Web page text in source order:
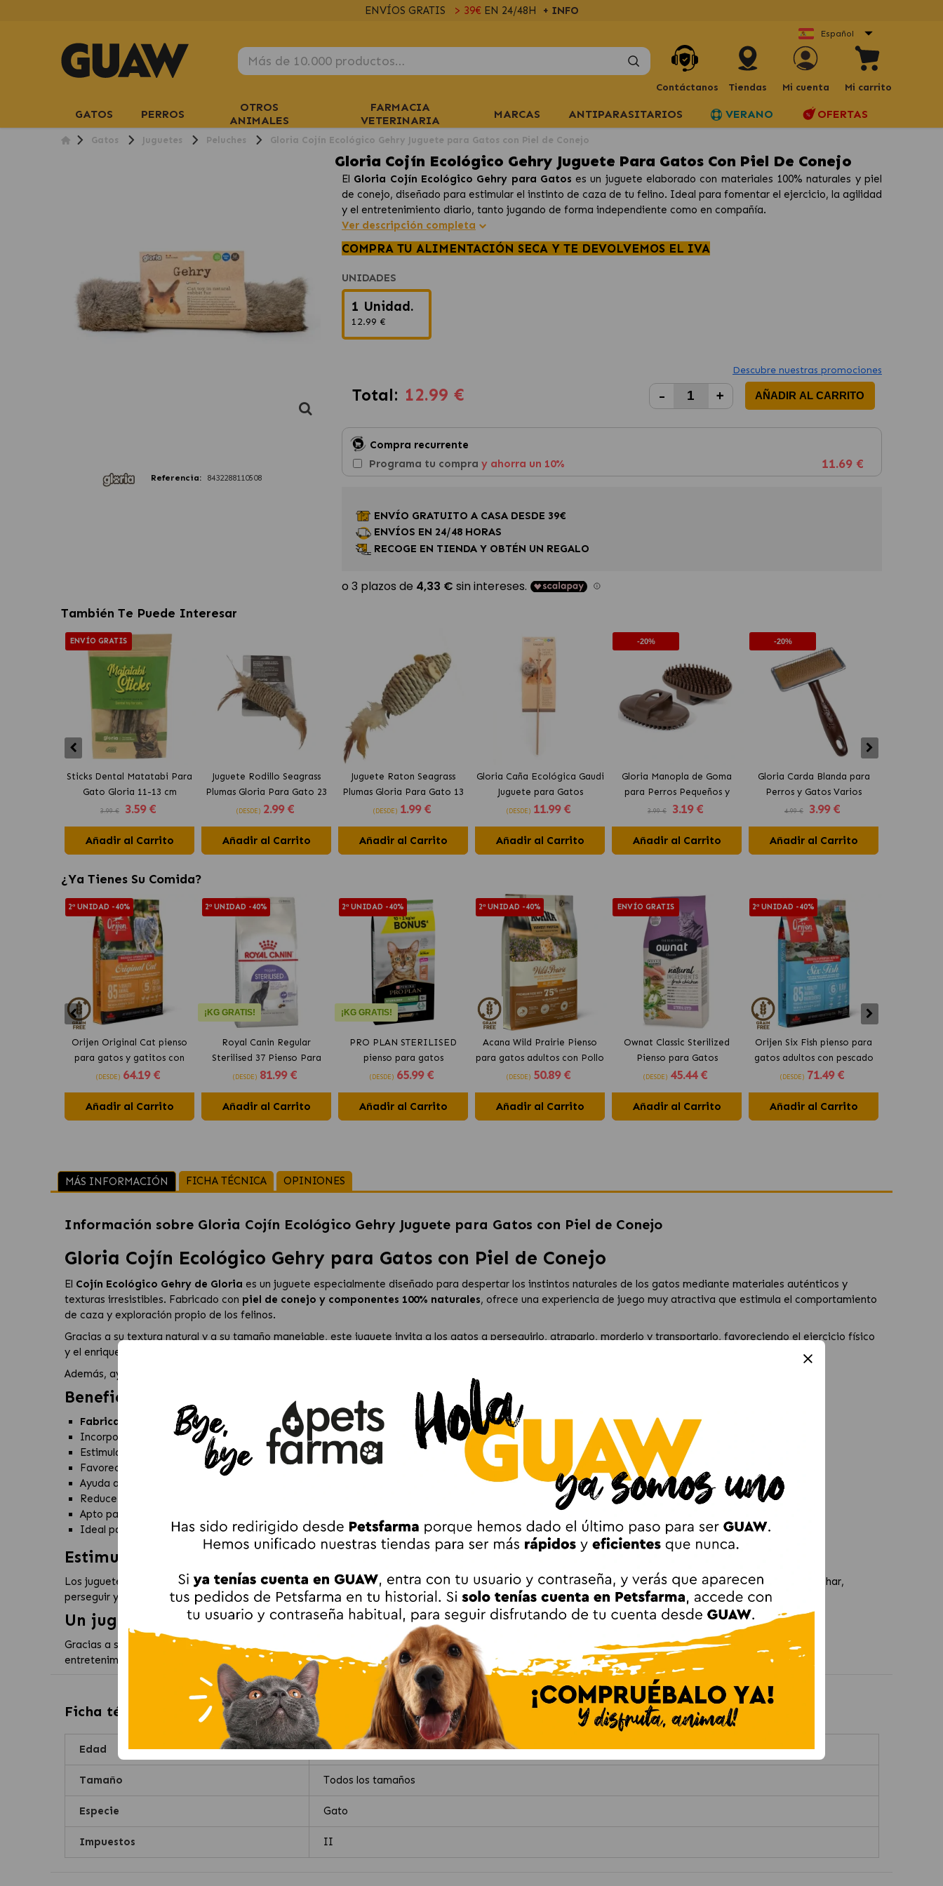
ENVÍOS GRATIS > 39€EN 24/48H + INFO
Español
Contáctanos Tiendas Mi cuenta Mi carrito
GATOS PERROS
OTROS
ANIMALES
FARMACIA
VETERINARIA
MARCAS ANTIPARASITARIOS VERANO OFERTAS
Gatos Juguetes Peluches Gloria Cojín Ecológico Gehry Juguete para Gatos con Piel de Conejo
Gloria Cojín Ecológico Gehry Juguete Para Gatos Con Piel De Conejo
Referencia: 8432288110508
El Gloria Cojín Ecológico Gehry para Gatos es un juguete elaborado con materiales 100% naturales y piel
de conejo, diseñado para estimular el instinto de caza de tu felino. Ideal para fomentar el ejercicio, la agilidad
y el entretenimiento diario, tanto jugando de forma independiente como en compañía.
Ver descripción completa
COMPRA TU ALIMENTACIÓN SECA Y TE DEVOLVEMOS EL IVA
UNIDADES
1 Unidad.
12.99 €
Descubre nuestras promociones
Total: 12.99 € - + AÑADIR AL CARRITO
Compra recurrente
Programa tu compra y ahorra un 10% 11.69 €
ENVÍO GRATUITO A CASA DESDE 39€
ENVÍOS EN 24/48 HORAS
RECOGE EN TIENDA Y OBTÉN UN REGALO
También Te Puede Interesar
ENVÍO GRATIS
Sticks Dental Matatabi Para
Gato Gloria 11-13 cm
3.99 € 3.59 €
Añadir al Carrito
Juguete Rodillo Seagrass
Plumas Gloria Para Gato 23
Cm
(DESDE) 2.99 €
Añadir al Carrito
Juguete Raton Seagrass
Plumas Gloria Para Gato 13
Cm
(DESDE) 1.99 €
Añadir al Carrito
Gloria Caña Ecológica Gaudi
Juguete para Gatos
(DESDE) 11.99 €
Añadir al Carrito
-20%
Gloria Manopla de Goma
para Perros Pequeños y
Gatos
3.99 € 3.19 €
Añadir al Carrito
-20%
Gloria Carda Blanda para
Perros y Gatos Varios
Tamaños
4.99 € 3.99 €
Añadir al Carrito
¿Ya Tienes Su Comida?
2ª UNIDAD -40%
Orijen Original Cat pienso
para gatos y gatitos con
pollo
(DESDE) 64.19 €
Añadir al Carrito
2ª UNIDAD -40%
¡KG GRATIS!
Royal Canin Regular
Sterilised 37 Pienso Para
Gato Adulto Esterilizado
(DESDE) 81.99 €
Añadir al Carrito
2ª UNIDAD -40%
¡KG GRATIS!
PRO PLAN STERILISED
pienso para gatos
esterilizados con salmón
(DESDE) 65.99 €
Añadir al Carrito
2ª UNIDAD -40%
Acana Wild Prairie Pienso
para gatos adultos con Pollo
y Pavo
(DESDE) 50.89 €
Añadir al Carrito
ENVÍO GRATIS
Ownat Classic Sterilized
Pienso para Gatos
Esterilizados
(DESDE) 45.44 €
Añadir al Carrito
2ª UNIDAD -40%
Orijen Six Fish pienso para
gatos adultos con pescado
(DESDE) 71.49 €
Añadir al Carrito
MÁS INFORMACIÓN FICHA TÉCNICA OPINIONES
Información sobre Gloria Cojín Ecológico Gehry Juguete para Gatos con Piel de Conejo
Gloria Cojín Ecológico Gehry para Gatos con Piel de Conejo
El Cojín Ecológico Gehry de Gloria es un juguete especialmente diseñado para despertar los instintos naturales de los gatos mediante materiales auténticos y
texturas irresistibles. Fabricado con piel de conejo y componentes 100% naturales, ofrece una experiencia de juego muy atractiva que estimula el comportamiento
de caza y exploración propio de los felinos.
Gracias a su textura natural y a su tamaño manejable, este juguete invita a los gatos a perseguirlo, atraparlo, morderlo y transportarlo, favoreciendo el ejercicio físico
y el enriquecimiento ambiental. Es una excelente opción para mantener a tu mascota entretenida y activa, especialmente en gatos que viven en interiores.
Además, ayuda a combatir el aburrimiento y a canalizar la energía de forma positiva, contribuyendo al bienestar físico y mental de tu compañero felino.
Beneficios del Cojín Ecológico Gehry
Fabricado con materiales 100% naturales.
Incorpora piel de conejo para una mayor atracción.
Estimula el instinto natural de caza y captura.
Favorece la actividad física y el ejercicio diario.
Ayuda a desarrollar la agilidad y la coordinación.
Reduce el aburrimiento y promueve el enriquecimiento ambiental.
Apto para jugar de forma independiente o interactiva.
Ideal para gatos de todas las edades.
Estimulación física y mental para tu gato
Los juguetes son fundamentales para mantener a los gatos activos y equilibrados. El Cojín Ecológico Gehry fomenta comportamientos naturales como acechar,
perseguir y capturar, ayudando a satisfacer sus necesidades instintivas de forma saludable.
Un juguete natural y sostenible
Gracias a su fabricación con materiales naturales, este juguete ofrece una alternativa respetuosa con el medio ambiente sin renunciar a la diversión y al
entretenimiento que tu gato necesita cada día.
Ficha técnica de Gloria Cojín Ecológico Gehry Juguete para Gatos con Piel de Conejo
Edad Todas las edades, Gatito / Kitten
Tamaño Todos los tamaños
Especie Gato
Impuestos II